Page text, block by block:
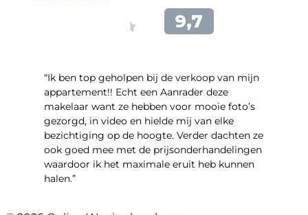
“Ik ben top geholpen bij de verkoop van mijn
appartement!! Echt een Aanrader deze
makelaar want ze hebben voor mooie foto’s
gezorgd, in video en hielde mij van elke
bezichtiging op de hoogte. Verder dachten ze
ook goed mee met de prijsonderhandelingen
waardoor ik het maximale eruit heb kunnen
halen.”